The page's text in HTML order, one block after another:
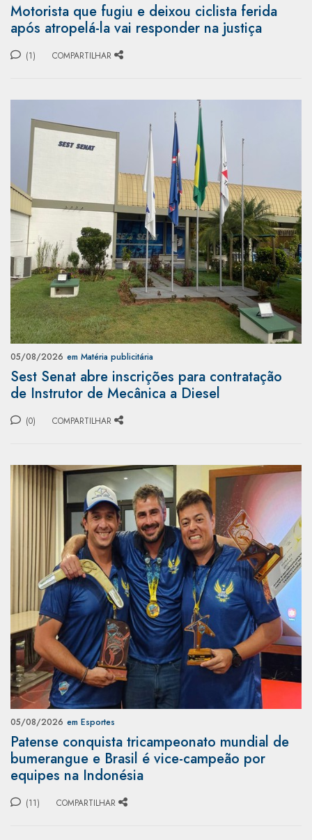
Motorista que fugiu e deixou ciclista ferida
após atropelá-la vai responder na justiça
(1) COMPARTILHAR
05/08/2026 em Matéria publicitária
Sest Senat abre inscrições para contratação
de Instrutor de Mecânica a Diesel
(0) COMPARTILHAR
05/08/2026 em Esportes
Patense conquista tricampeonato mundial de
bumerangue e Brasil é vice-campeão por
equipes na Indonésia
(11) COMPARTILHAR